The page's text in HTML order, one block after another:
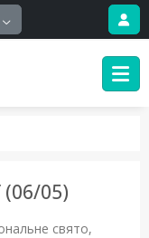
(06/05)
свято,